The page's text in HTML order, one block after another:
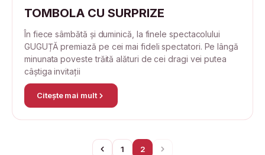
TOMBOLA CU SURPRIZE
În fiece sâmbătă și duminică, la finele spectacolului
GUGUȚĂ premiază pe cei mai fideli spectatori. Pe lângă
minunata poveste trăită alături de cei dragi vei putea
câștiga invitații
Citește mai mult
1 2